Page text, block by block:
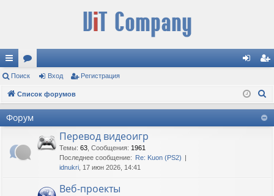
с
ы
лк
ор
ум д ис
тр
Поиск Вход Регистрация
Список форумов
Форум
Перевод видеоигр
Темы: 63 Сообщения: 1961
Последнее сообщение: Re: Kuon (PS2)
idnukri , 17 июн 2026, 14:41
Веб-проекты